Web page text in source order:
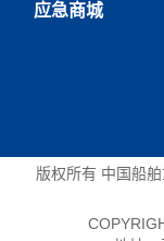
应急商城
版权所有 中国船